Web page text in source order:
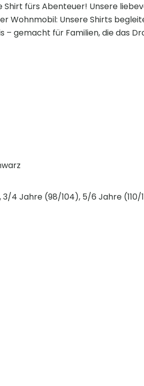
fürs Abenteuer! Unsere
Wohnmobil: Unsere Shirts
gemacht für Familien, die das
4 Jahre (98/104), 5/6 Jahre (110/